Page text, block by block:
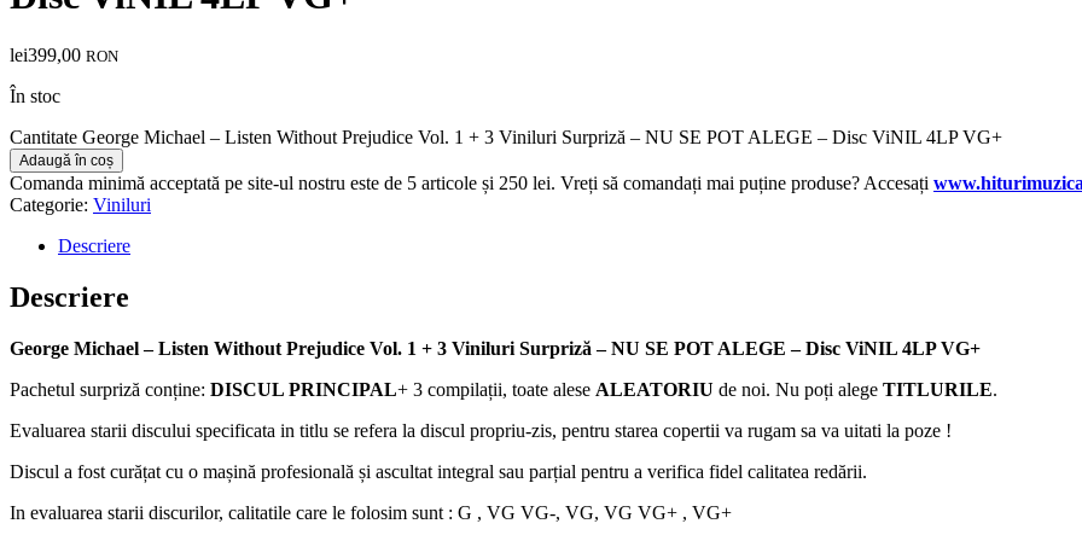
lei399,00 RON
În stoc
Cantitate George Michael – Listen Without Prejudice Vol. 1 + 3 Viniluri Surpriză – NU SE POT ALEGE – Disc ViNIL 4LP VG+
Adaugă în coș
Comanda minimă acceptată pe site-ul nostru este de 5 articole și 250 lei. Vreți să comandați mai puține produse? Accesați
Categorie: Viniluri
Descriere
Descriere
George Michael – Listen Without Prejudice Vol. 1 + 3 Viniluri Surpriză – NU SE POT ALEGE – Disc ViNIL 4LP VG+
Pachetul surpriză conține: DISCUL PRINCIPAL+ 3 compilații, toate alese ALEATORIU de noi. Nu poți alege TITLURILE.
Evaluarea starii discului specificata in titlu se refera la discul propriu-zis, pentru starea copertii va rugam sa va uitati la poze !
Discul a fost curățat cu o mașină profesională și ascultat integral sau parțial pentru a verifica fidel calitatea redării.
In evaluarea starii discurilor, calitatile care le folosim sunt : G , VG VG-, VG, VG VG+ , VG+